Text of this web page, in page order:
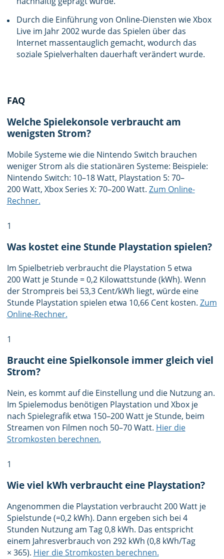
Durch die Einführung von Online-Diensten wie Xbox
Live im Jahr 2002 wurde das Spielen über das
Internet massentauglich gemacht, wodurch das
soziale Spielverhalten dauerhaft verändert wurde.
FAQ
Welche Spielekonsole verbraucht am
wenigsten Strom?
Mobile Systeme wie die Nintendo Switch brauchen
weniger Strom als die stationären Systeme: Beispiele:
Nintendo Switch: 10–18 Watt, Playstation 5: 70–
200 Watt, Xbox Series X: 70–200 Watt. Zum Online-
Rechner.
1
Was kostet eine Stunde Playstation spielen?
Im Spielbetrieb verbraucht die Playstation 5 etwa
200 Watt je Stunde = 0,2 Kilowattstunde (kWh). Wenn
der Strompreis bei 53,3 Cent/kWh liegt, würde eine
Stunde Playstation spielen etwa 10,66 Cent kosten. Zum
Online-Rechner.
1
Braucht eine Spielkonsole immer gleich viel
Strom?
Nein, es kommt auf die Einstellung und die Nutzung an.
Im Spielemodus benötigen Playstation und Xbox je
nach Spielegrafik etwa 150–200 Watt je Stunde, beim
Streamen von Filmen noch 50–70 Watt. Hier die
Stromkosten berechnen.
1
Wie viel kWh verbraucht eine Playstation?
Angenommen die Playstation verbraucht 200 Watt je
Spielstunde (=0,2 kWh). Dann ergeben sich bei 4
Stunden Nutzung am Tag 0,8 kWh. Das entspricht
einem Jahresverbrauch von 292 kWh (0,8 kWh/Tag
× 365). Hier die Stromkosten berechnen.